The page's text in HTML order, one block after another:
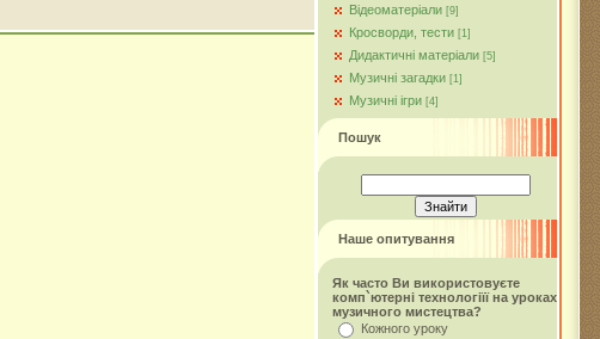
Відеоматеріали [9]
Кросворди, тести [1]
Дидактичні матеріали [5]
Музичні загадки [1]
Музичні ігри [4]
Пошук
Наше опитування
Як часто Ви використовуєте
комп`ютерні технологіїї на уроках
музичного мистецтва?
Кожного уроку